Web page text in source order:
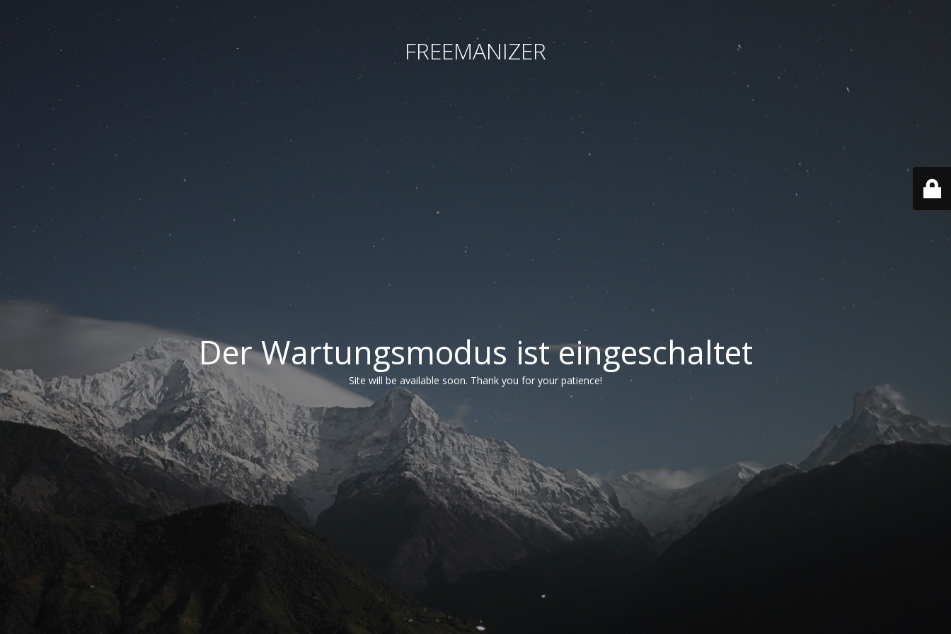
FREEMANIZER
Der Wartungsmodus ist eingeschaltet
Site will be available soon. Thank you for your patience!